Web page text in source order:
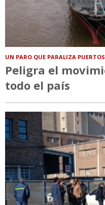
UN PARO QUE PARALIZA PUERTOS
Peligra el
todo el país